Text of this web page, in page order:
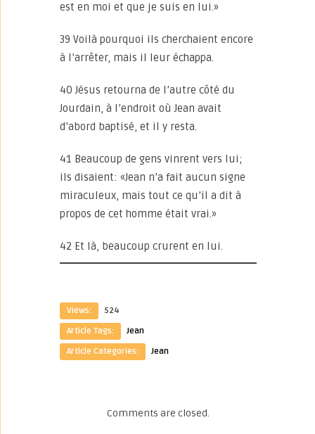
est en moi et que je suis en lui.»
39 Voilà pourquoi ils cherchaient encore
à l’arrêter, mais il leur échappa.
40 Jésus retourna de l’autre côté du
Jourdain, à l’endroit où Jean avait
d’abord baptisé, et il y resta.
41 Beaucoup de gens vinrent vers lui;
ils disaient: «Jean n’a fait aucun signe
miraculeux, mais tout ce qu’il a dit à
propos de cet homme était vrai.»
42 Et là, beaucoup crurent en lui.
Views:
524
Article Tags:
Jean
Article Categories:
Jean
Comments are closed.